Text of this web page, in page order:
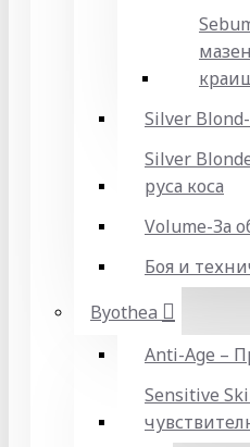
Silver
Silver
руса коса
Volume-За
Боя и
Byothea
Anti-Age –
Sensitive